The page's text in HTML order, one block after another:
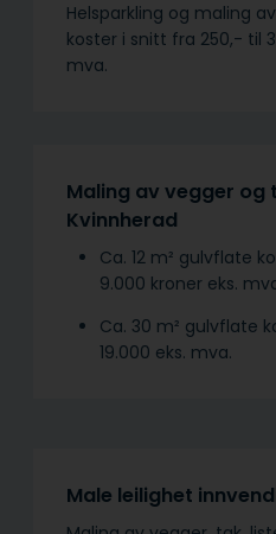
Helsparkling og maling
koster i snitt fra 250,- til
mva.
Maling av vegger og
Kvinnherad
Ca. 12 m² gulvflate
9.000 kroner eks.
Ca. 30 m² gulvflate
19.000 eks. mva.
Male leilighet